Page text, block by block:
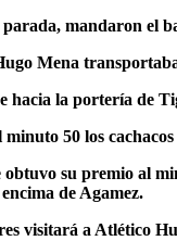
mandaron el
Mena
la portería de
50 los
su premio al
de Agamez.
visitará a Atlético